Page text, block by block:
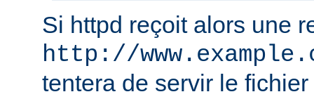
Si httpd reçoit alors une
http://
tentera de servir le fichier